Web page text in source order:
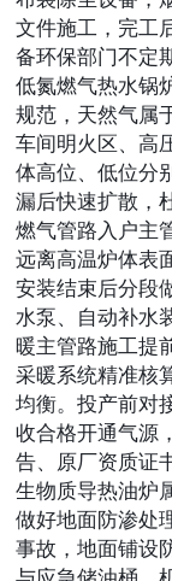
文件施工，完工
备环保部门不定
低氮燃气热水锅
规范，天然气属
车间明火区、高
体高位、低位分
漏后快速扩散，
燃气管路入户主
远离高温炉体表
安装结束后分段
水泵、自动补水
暖主管路施工提
采暖系统精准核
均衡。投产前对
收合格开通气源
告、原厂资质证
生物质导热油炉
做好地面防渗处
事故，地面铺设